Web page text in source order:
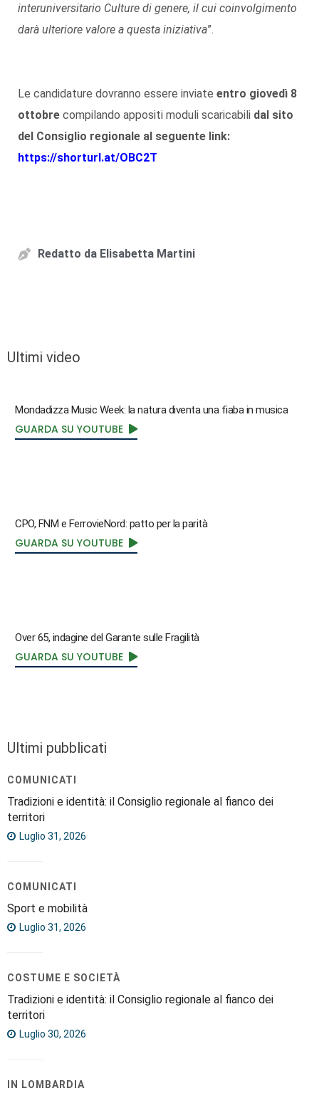
interuniversitario Culture di genere, il cui coinvolgimento
darà ulteriore valore a questa iniziativa”.
Le candidature dovranno essere inviate entro giovedì 8
ottobre compilando appositi moduli scaricabili dal sito
del Consiglio regionale al seguente link:
https://shorturl.at/OBC2T
Redatto da Elisabetta Martini
Ultimi video
Mondadizza Music Week: la natura diventa una fiaba in musica
GUARDA SU YOUTUBE
CPO, FNM e FerrovieNord: patto per la parità
GUARDA SU YOUTUBE
Over 65, indagine del Garante sulle Fragilità
GUARDA SU YOUTUBE
Ultimi pubblicati
COMUNICATI
Tradizioni e identità: il Consiglio regionale al fianco dei
territori
Luglio 31, 2026
COMUNICATI
Sport e mobilità
Luglio 31, 2026
COSTUME E SOCIETÀ
Tradizioni e identità: il Consiglio regionale al fianco dei
territori
Luglio 30, 2026
IN LOMBARDIA